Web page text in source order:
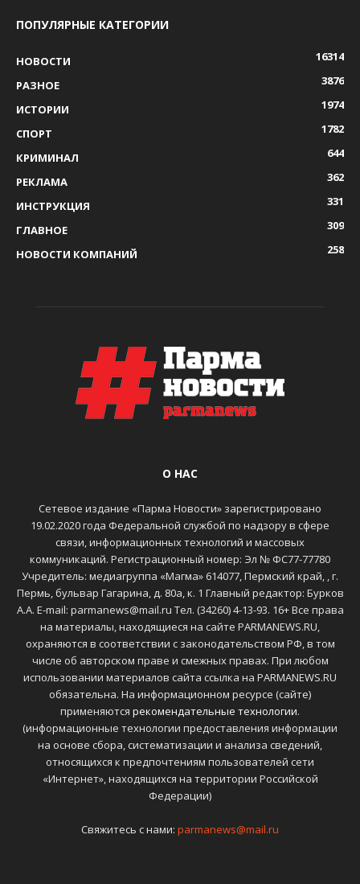
ПОПУЛЯРНЫЕ КАТЕГОРИИ
НОВОСТИ
16314
РАЗНОЕ
3876
ИСТОРИИ
1974
СПОРТ
1782
КРИМИНАЛ
644
РЕКЛАМА
362
ИНСТРУКЦИЯ
331
ГЛАВНОЕ
309
НОВОСТИ КОМПАНИЙ
258
О НАС
Сетевое издание «Парма Новости» зарегистрировано
19.02.2020 года Федеральной службой по надзору в сфере
связи, информационных технологий и массовых
коммуникаций. Регистрационный номер: Эл № ФС77-77780
Учредитель: медиагруппа «Магма» 614077, Пермский край, , г.
Пермь, бульвар Гагарина, д. 80а, к. 1 Главный редактор: Бурков
А.А. E-mail: parmanews@mail.ru Тел. (34260) 4-13-93. 16+ Все права
на материалы, находящиеся на сайте PARMANEWS.RU,
охраняются в соответствии с законодательством РФ, в том
числе об авторском праве и смежных правах. При любом
использовании материалов сайта ссылка на PARMANEWS.RU
обязательна. На информационном ресурсе (сайте)
применяются рекомендательные технологии.
(информационные технологии предоставления информации
на основе сбора, систематизации и анализа сведений,
относящихся к предпочтениям пользователей сети
«Интернет», находящихся на территории Российской
Федерации)
Свяжитесь с нами: parmanews@mail.ru